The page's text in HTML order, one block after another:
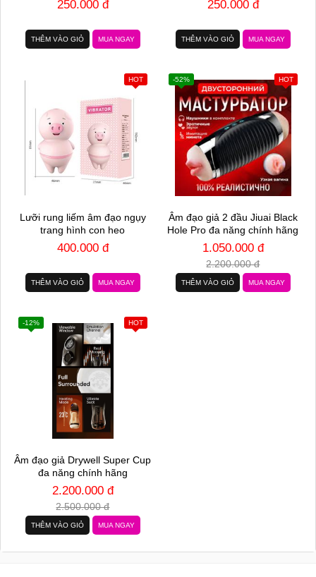
250.000 đ
THÊM VÀO GIỎ MUA NGAY
250.000 đ
THÊM VÀO GIỎ MUA NGAY
HOT
Lưỡi rung liếm âm đạo ngụy
trang hình con heo
400.000 đ
THÊM VÀO GIỎ MUA NGAY
HOT
-52%
Âm đạo giả 2 đầu Jiuai Black
Hole Pro đa năng chính hãng
1.050.000 đ
2.200.000 đ
THÊM VÀO GIỎ MUA NGAY
HOT
-12%
Âm đạo giả Drywell Super Cup
đa năng chính hãng
2.200.000 đ
2.500.000 đ
THÊM VÀO GIỎ MUA NGAY